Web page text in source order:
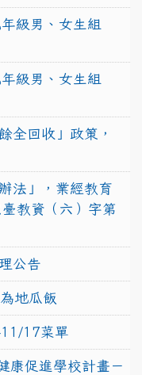
級男、女生組
級男、女生組
全回收」政策，
法」，業經教育
教資（六）字第
公告
地瓜飯
17菜單
康促進學校計畫－